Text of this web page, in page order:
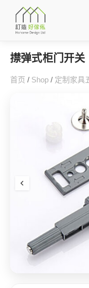
㩒弹式柜门开关
首页 / Shop / 定制家具